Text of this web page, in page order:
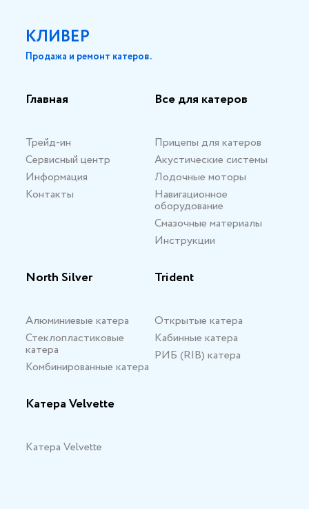
КЛИВЕР
Продажа и ремонт катеров.
Главная
Трейд-ин
Сервисный центр
Информация
Контакты
Все для катеров
Прицепы для катеров
Акустические системы
Лодочные моторы
Навигационное
оборудование
Смазочные материалы
Инструкции
North Silver
Алюминиевые катера
Стеклопластиковые
катера
Комбинированные катера
Trident
Открытые катера
Кабинные катера
РИБ (RIB) катера
Катера Velvette
Катера Velvette